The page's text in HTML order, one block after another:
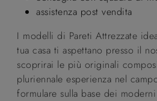
assistenza post vendita
I modelli di Pareti Attrezzate
tua casa ti aspettano presso il
scoprirai le più originali
pluriennale esperienza nel
formulare sulla base dei